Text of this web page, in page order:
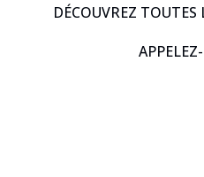
DÉCOUVREZ TOUTES